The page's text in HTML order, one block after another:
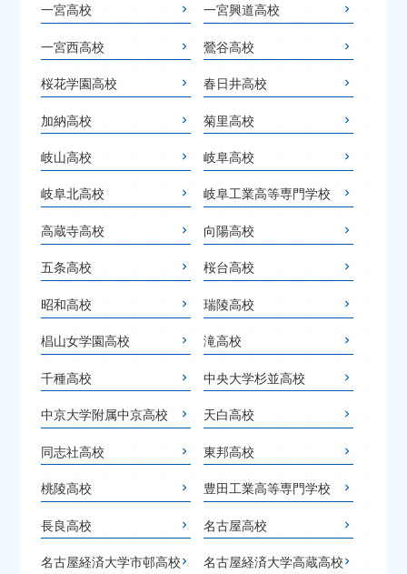
一宮高校 一宮興道高校
一宮西高校 鶯谷高校
桜花学園高校 春日井高校
加納高校 菊里高校
岐山高校 岐阜高校
岐阜北高校 岐阜工業高等専門学校
高蔵寺高校 向陽高校
五条高校 桜台高校
昭和高校 瑞陵高校
椙山女学園高校 滝高校
千種高校 中央大学杉並高校
中京大学附属中京高校 天白高校
同志社高校 東邦高校
桃陵高校 豊田工業高等専門学校
長良高校 名古屋高校
名古屋経済大学市邨高校 名古屋経済大学高蔵高校